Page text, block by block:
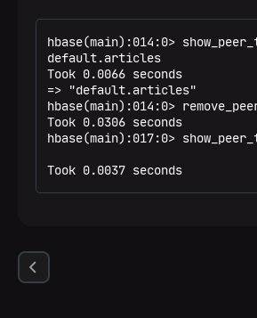
hbase(main):014:0>
default.articles
Took 0.0066 seconds
=> "default.articles"
hbase(main):014:0>
Took 0.0306 seconds
hbase(main):017:0>
Took 0.0037 seconds